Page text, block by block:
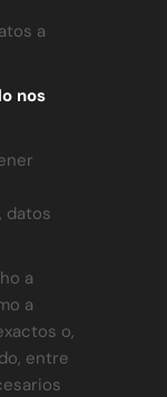
a
nos
datos
a
a
o,
entre